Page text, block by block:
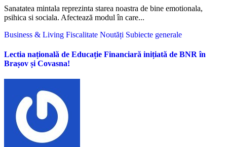
Sanatatea mintala reprezinta starea noastra de bine emotionala,
psihica si sociala. Afectează modul în care...
Business & Living Fiscalitate Noutăți Subiecte generale
Lectia națională de Educație Financiară inițiată de BNR în
Brașov și Covasna!